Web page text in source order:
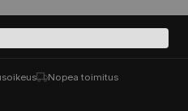
Nopea toimitus